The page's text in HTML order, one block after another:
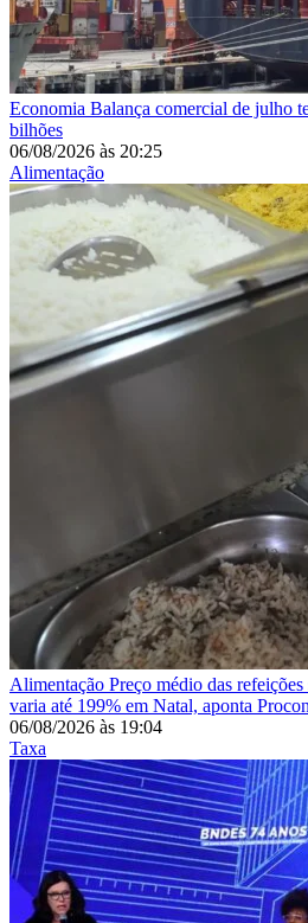
Economia Balança comercial de julho
bilhões
06/08/2026 às 20:25
Alimentação
Alimentação Preço médio das
varia até 199% em Natal, aponta Procon
06/08/2026 às 19:04
Taxa